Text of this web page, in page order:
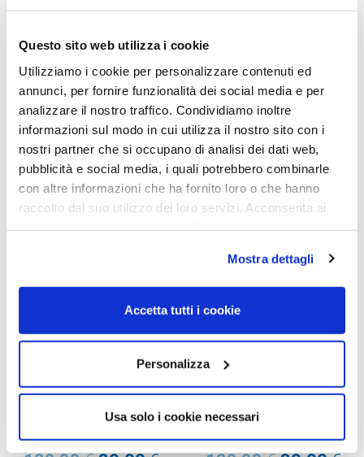
Questo sito web utilizza i cookie
Utilizziamo i cookie per personalizzare contenuti ed
annunci, per fornire funzionalità dei social media e per
analizzare il nostro traffico. Condividiamo inoltre
informazioni sul modo in cui utilizza il nostro sito con i
nostri partner che si occupano di analisi dei dati web,
pubblicità e social media, i quali potrebbero combinarle
con altre informazioni che ha fornito loro o che hanno
raccolto dal suo utilizzo dei loro servizi. Acconsenta ai
Mostra dettagli
Accetta tutti i cookie
Personalizza
Usa solo i cookie necessari
Al momento siamo chiusi per ferie e i prodotti del
spedizione fino al giorno 31 agosto. BUONE FERIE
da OTTICA DIOPTER
Showing all 2 results
OCCHIALI DA SOLE
OCCHIALE DA VISTA
ADRIANNA II – 316213 PINK
OCCHIALI DA SOLE
OCCHIALE DA VISTA
ADRIANNA II – 316011